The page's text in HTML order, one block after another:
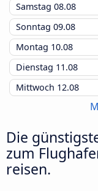
Samstag 08.08
Sonntag 09.08
Montag 10.08
Dienstag 11.08
Mittwoch 12.08
Die
zum
reisen.